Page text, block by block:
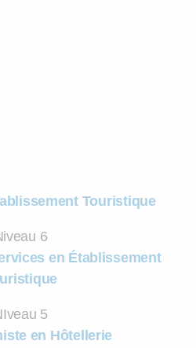
Touristique
6
en Établissement
5
en Hôtellerie